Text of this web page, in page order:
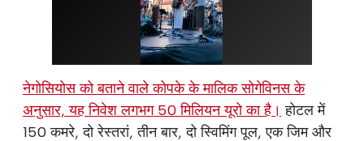
नेगोसियोस को बताने वाले कोपके के मालिक सोगेविनस के
अनुसार, यह निवेश लगभग 50 मिलियन यूरो का है। होटल में
150 कमरे, दो रेस्तरां, तीन बार, दो स्विमिंग पूल, एक जिम और